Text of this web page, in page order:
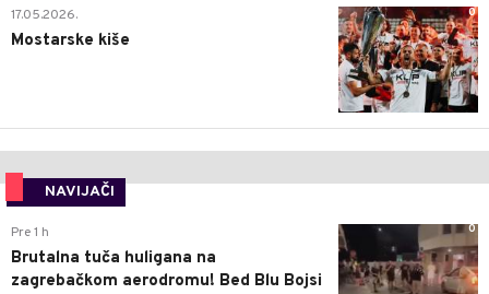
0
17.05.2026.
Mostarske kiše
NAVIJAČI
0
Pre 1 h
Brutalna tuča huligana na
zagrebačkom aerodromu! Bed Blu Bojsi